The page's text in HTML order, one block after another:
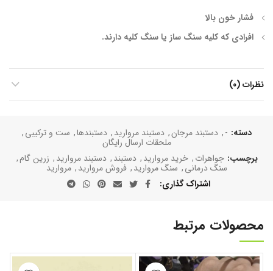
فشار خون بالا
افرادی که کلیه سنگ ساز یا سنگ کلیه دارند.
نظرات (0)
دسته: -
, دستبند مرجان, دستبند مروارید, دستبند‌ها, ست و ترکیبی,
ملحقات ارسال رایگان
برچسب: جواهرات, خرید مروارید, دستبند, دستبند مروارید, زرین گام,
سنگ درمانی, سنگ مروارید, فروش مروارید, مروارید
اشتراک گذاری
محصولات مرتبط